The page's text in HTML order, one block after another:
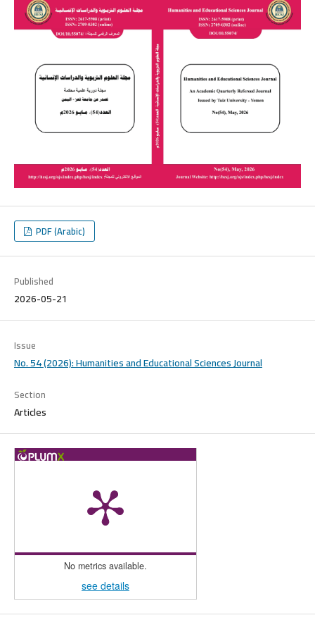
PDF (Arabic)
Published
2026-05-21
Issue
No. 54 (2026): Humanities and Educational Sciences Journal
Section
Articles
No metrics available.
see details